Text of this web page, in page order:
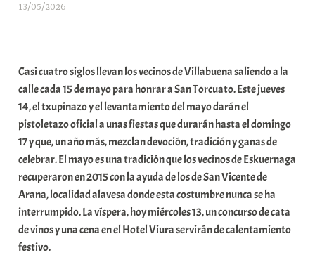
13/05/2026
a
r
E
r
r
i
o
x
a
K
Casi cuatro siglos llevan los vecinos de Villabuena saliendo a la
calle cada 15 de mayo para honrar a San Torcuato. Este jueves
14, el txupinazo y el levantamiento del mayo darán el
pistoletazo oficial a unas fiestas que durarán hasta el domingo
17 y que, un año más, mezclan devoción, tradición y ganas de
celebrar. El mayo es una tradición que los vecinos de Eskuernaga
recuperaron en 2015 con la ayuda de los de San Vicente de
Arana, localidad alavesa donde esta costumbre nunca se ha
interrumpido. La víspera, hoy miércoles 13, un concurso de cata
de vinos y una cena en el Hotel Viura servirán de calentamiento
festivo.